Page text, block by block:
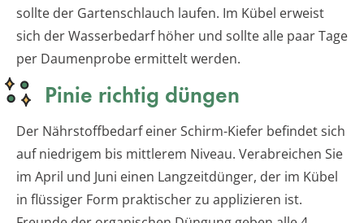
sollte der Gartenschlauch laufen. Im Kübel erweist
sich der Wasserbedarf höher und sollte alle paar Tage
per Daumenprobe ermittelt werden.
Pinie richtig düngen
Der Nährstoffbedarf einer Schirm-Kiefer befindet sich
auf niedrigem bis mittlerem Niveau. Verabreichen Sie
im April und Juni einen Langzeitdünger, der im Kübel
in flüssiger Form praktischer zu applizieren ist.